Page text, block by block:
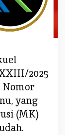
2025
Nomor
yang
(MK)